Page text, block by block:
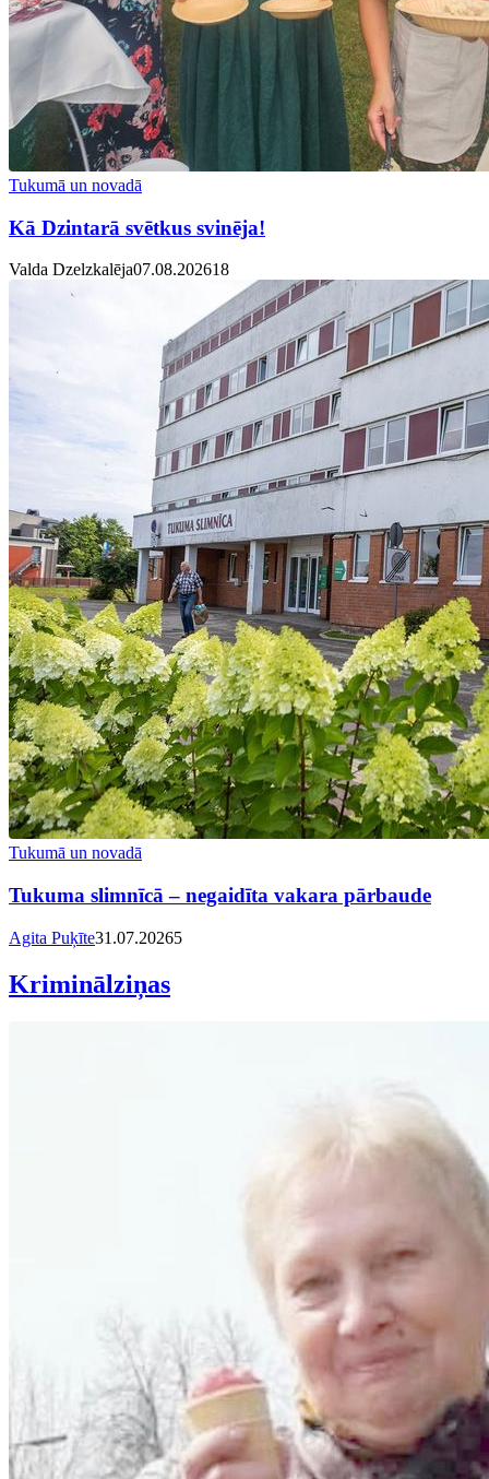
Tukumā un novadā
Kā Dzintarā svētkus svinēja!
Valda Dzelzkalēja07.08.202618
Tukumā un novadā
Tukuma slimnīcā – negaidīta vakara pārbaude
Agita Puķīte31.07.20265
Kriminālziņas